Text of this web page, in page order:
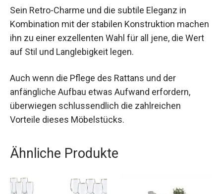
Sein Retro-Charme und die subtile Eleganz in
Kombination mit der stabilen Konstruktion machen
ihn zu einer exzellenten Wahl für all jene, die Wert
auf Stil und Langlebigkeit legen.
Auch wenn die Pflege des Rattans und der
anfängliche Aufbau etwas Aufwand erfordern,
überwiegen schlussendlich die zahlreichen
Vorteile dieses Möbelstücks.
Ähnliche Produkte